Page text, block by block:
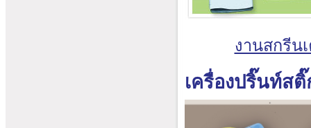
งานสกรีน
เครื่องปริ๊นท์สติ๊